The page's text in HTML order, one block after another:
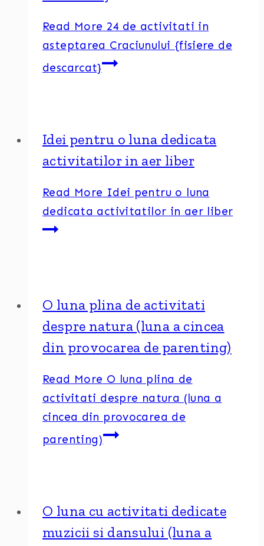
Read More 24 de activitati in
asteptarea Craciunului {fisiere de
descarcat}
Idei pentru o luna dedicata
activitatilor in aer liber
Read More Idei pentru o luna
dedicata activitatilor in aer liber
O luna plina de activitati
despre natura (luna a cincea
din provocarea de parenting)
Read More O luna plina de
activitati despre natura (luna a
cincea din provocarea de
parenting)
O luna cu activitati dedicate
muzicii si dansului (luna a